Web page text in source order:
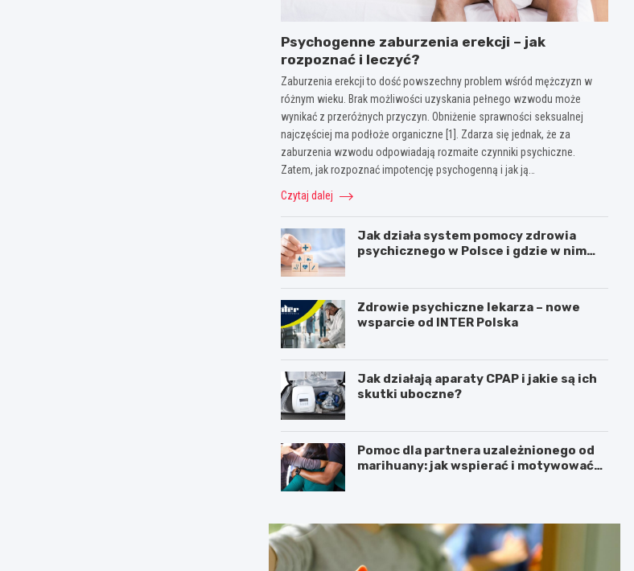
Psychogenne zaburzenia erekcji – jak
rozpoznać i leczyć?
Zaburzenia erekcji to dość powszechny problem wśród mężczyzn w
różnym wieku. Brak możliwości uzyskania pełnego wzwodu może
wynikać z przeróżnych przyczyn. Obniżenie sprawności seksualnej
najczęściej ma podłoże organiczne [1]. Zdarza się jednak, że za
zaburzenia wzwodu odpowiadają rozmaite czynniki psychiczne.
Zatem, jak rozpoznać impotencję psychogenną i jak ją…
Czytaj dalej
Jak działa system pomocy zdrowia
psychicznego w Polsce i gdzie w nim
Zdrowie psychiczne lekarza – nowe
wsparcie od INTER Polska
Jak działają aparaty CPAP i jakie są ich
skutki uboczne?
Pomoc dla partnera uzależnionego od
marihuany: jak wspierać i motywować